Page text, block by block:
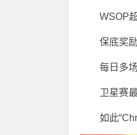
WSOP
保底奖
每日多
卫星赛
如此